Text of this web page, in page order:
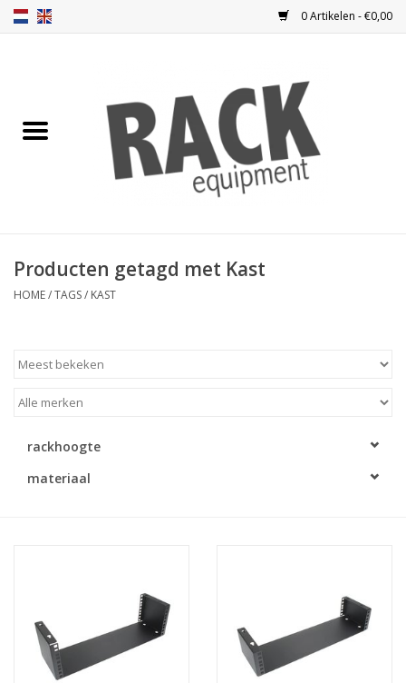
0 Artikelen - €0,00
Blindplaten
Frontdeuren
Opbergen
Serverkasten
Rackprofielen
Producten getagd met Kast
HOME/TAGS/ KAST
rackhoogte
materiaal